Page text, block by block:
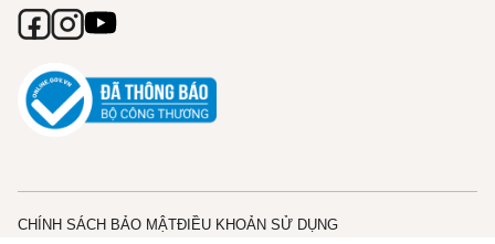
CHÍNH SÁCH BẢO MẬTĐIỀU KHOẢN SỬ DỤNG